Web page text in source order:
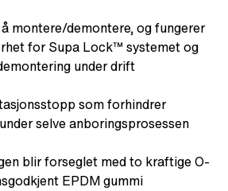
montere/demontere, og fungerer
for Supa Lock™ systemet og
under drift
som forhindrer
selve anboringsprosessen
blir forseglet med to kraftige O-
EPDM gummi